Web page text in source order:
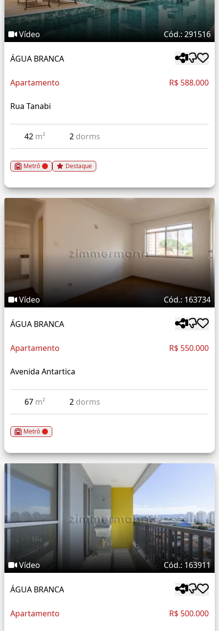
Vídeo Cód.: 291516
ÁGUA BRANCA
Apartamento R$ 588.000
Rua Tanabi
42 m² 2 dorms
Metrô Destaque
Vídeo Cód.: 163734
ÁGUA BRANCA
Apartamento R$ 550.000
Avenida Antartica
67 m² 2 dorms
Metrô
Vídeo Cód.: 163911
ÁGUA BRANCA
Apartamento R$ 500.000